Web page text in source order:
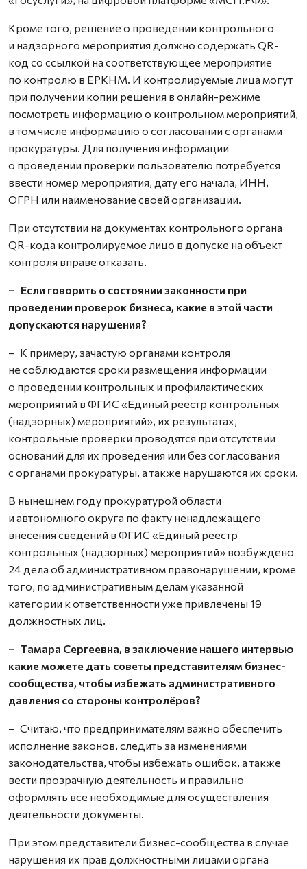
Кроме того, решение о проведении контрольного
и надзорного мероприятия должно содержать QR-
код со ссылкой на соответствующее мероприятие
по контролю в ЕРКНМ. И контролируемые лица могут
при получении копии решения в онлайн-режиме
посмотреть информацию о контрольном мероприятий,
в том числе информацию о согласовании с органами
прокуратуры. Для получения информации
о проведении проверки пользователю потребуется
ввести номер мероприятия, дату его начала, ИНН,
ОГРН или наименование своей организации.
При отсутствии на документах контрольного органа
QR-кода контролируемое лицо в допуске на объект
контроля вправе отказать.
– Если говорить о состоянии законности при
проведении проверок бизнеса, какие в этой части
допускаются нарушения?
– К примеру, зачастую органами контроля
не соблюдаются сроки размещения информации
о проведении контрольных и профилактических
мероприятий в ФГИС «Единый реестр контрольных
(надзорных) мероприятий», их результатах,
контрольные проверки проводятся при отсутствии
оснований для их проведения или без согласования
с органами прокуратуры, а также нарушаются их сроки.
В нынешнем году прокуратурой области
и автономного округа по факту ненадлежащего
внесения сведений в ФГИС «Единый реестр
контрольных (надзорных) мероприятий» возбуждено
24 дела об административном правонарушении, кроме
того, по административным делам указанной
категории к ответственности уже привлечены 19
должностных лиц.
– Тамара Сергеевна, в заключение нашего интервью
какие можете дать советы представителям бизнес-
сообщества, чтобы избежать административного
давления со стороны контролёров?
– Считаю, что предпринимателям важно обеспечить
исполнение законов, следить за изменениями
законодательства, чтобы избежать ошибок, а также
вести прозрачную деятельность и правильно
оформлять все необходимые для осуществления
деятельности документы.
При этом представители бизнес-сообщества в случае
нарушения их прав должностными лицами органа